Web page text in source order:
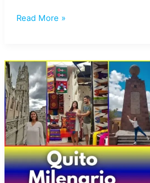
AVENIDA
VOLCANES
CON
TREN
5
DIAS
/
4
NOCHES
Read More »